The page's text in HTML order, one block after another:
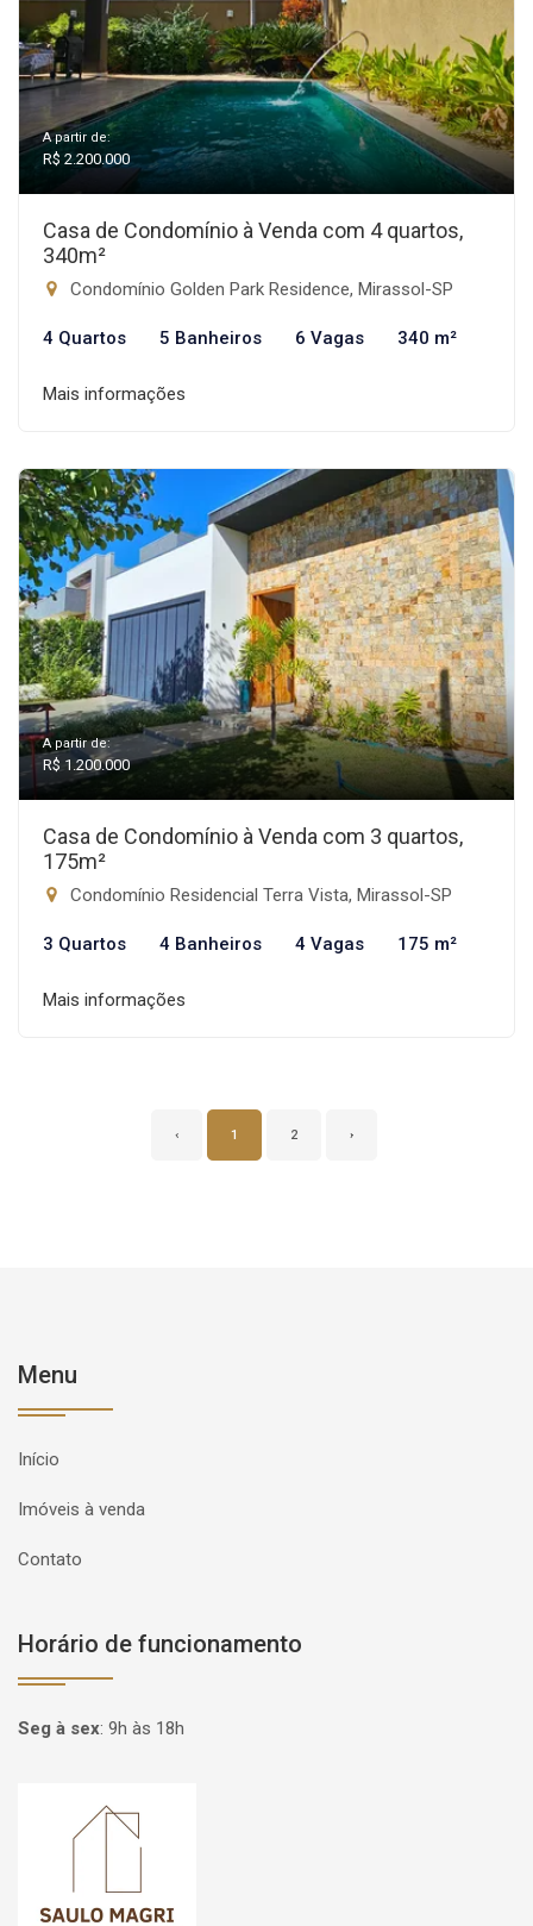
A partir de:
R$ 2.200.000
Casa de Condomínio à Venda com 4 quartos,
340m²
Condomínio Golden Park Residence, Mirassol-SP
4 Quartos 5 Banheiros 6 Vagas 340 m²
Mais informações
A partir de:
R$ 1.200.000
Casa de Condomínio à Venda com 3 quartos,
175m²
Condomínio Residencial Terra Vista, Mirassol-SP
3 Quartos 4 Banheiros 4 Vagas 175 m²
Mais informações
‹ 1 2 ›
Menu
Início
Imóveis à venda
Contato
Horário de funcionamento
Seg à sex: 9h às 18h
Página inicial